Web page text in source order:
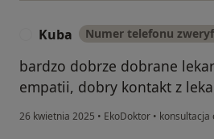
Kuba Numer telefonu
bardzo dobrze dobrane
empatii, dobry kontakt z
26 kwietnia 2025 • EkoDoktor • konsultacja